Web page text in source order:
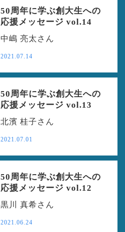
50周年に学ぶ創大生への
応援メッセージ vol.14
中嶋 亮太さん
2021.07.14
50周年に学ぶ創大生への
応援メッセージ vol.13
北濱 桂子さん
2021.07.01
50周年に学ぶ創大生への
応援メッセージ vol.12
黒川 真希さん
2021.06.24